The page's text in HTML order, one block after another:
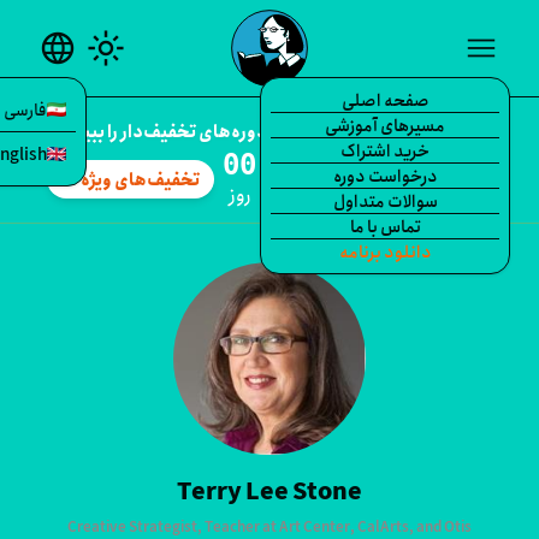
صفحه اصلی
مسیرهای آموزشی
خرید اشتراک
درخواست دوره
سوالات متداول
تماس با ما
دانلود برنامه
language
فارسی
English
تخفیف ویژه همین الان — دوره‌های تخفیف‌دار را ببینید.
روز
:
ساعت
:
دقیقه
:
تخفیف‌های ویژهarrow_forward
Terry Lee Stone
Creative Strategist, Teacher at Art Center, CalArts, and Otis